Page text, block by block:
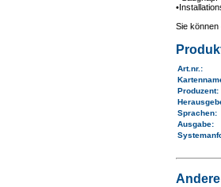
Sie
Art.nr. :
Produzent:
Sprachen:
Ausgabe: